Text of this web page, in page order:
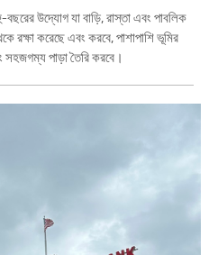
উদ্যোগ যা বাড়ি, রাস্তা এবং পাবলিক
রক্ষা করেছে এবং করবে, পাশাপাশি ভূমির
পাড়া তৈরি করবে।